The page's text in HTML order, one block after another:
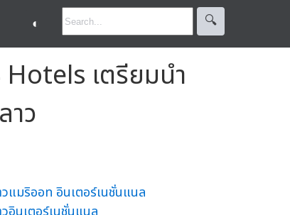
◐ 🔍︎
เตรียมนำ
าว
วแมริออท อินเตอร์เนชั่นแนล